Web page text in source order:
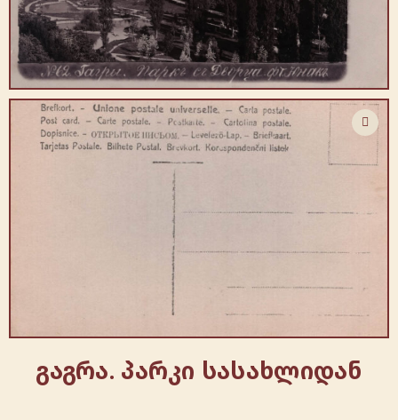
გაგრა. პარკი სასახლიდან